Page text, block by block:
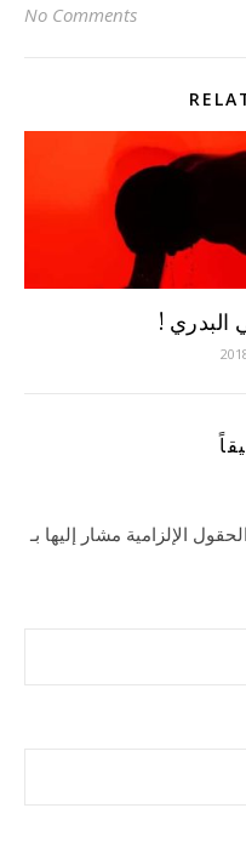
No Comments
!
الحقول الإلزامية مشار إليها بـ